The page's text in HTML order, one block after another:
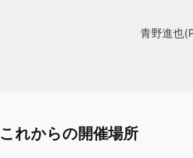
これからの開催場所